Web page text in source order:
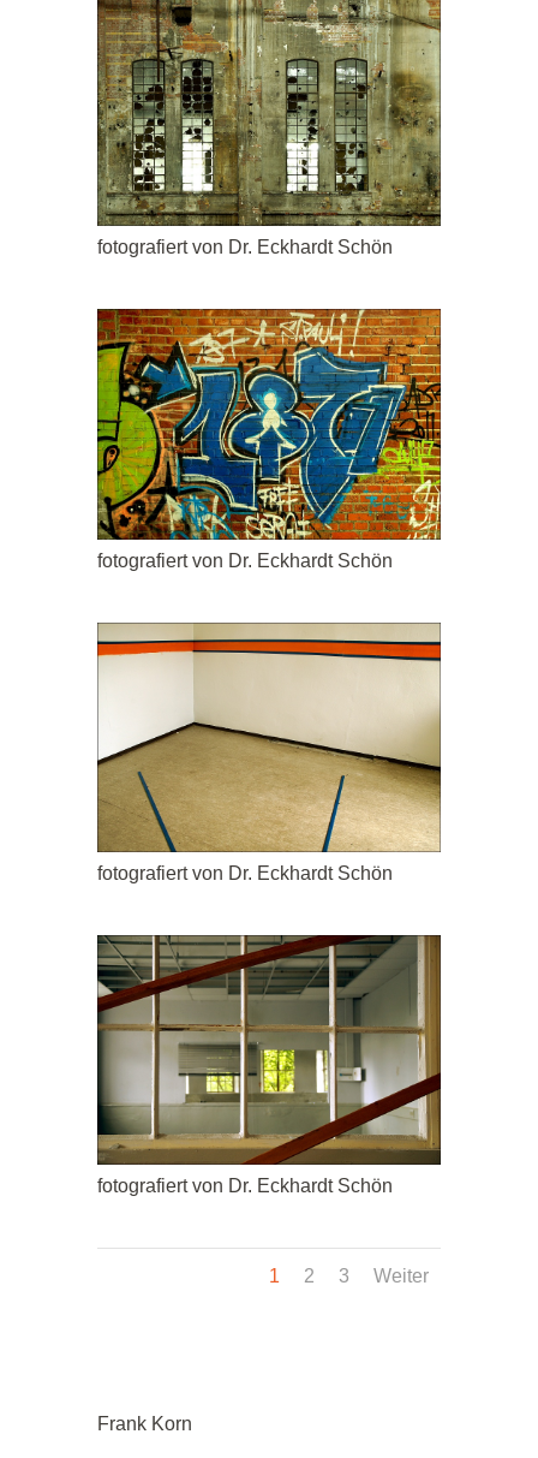
fotografiert von Dr. Eckhardt Schön
fotografiert von Dr. Eckhardt Schön
fotografiert von Dr. Eckhardt Schön
fotografiert von Dr. Eckhardt Schön
1 2 3 Weiter
Frank Korn